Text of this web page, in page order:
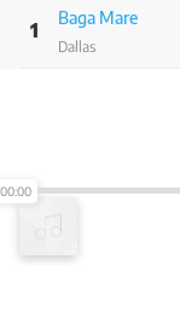
1
Baga Mare
Dallas
00:00